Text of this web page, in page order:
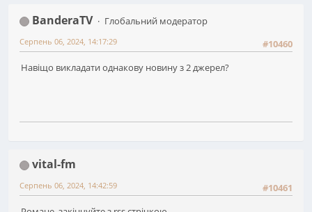
BanderaTV
Глобальний модератор
#10460
Серпень 06, 2024, 14:17:29
Навіщо викладати однакову новину з 2 джерел?
vital-fm
#10461
Серпень 06, 2024, 14:42:59